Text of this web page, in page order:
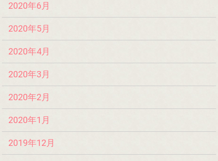
2020年6月
2020年5月
2020年4月
2020年3月
2020年2月
2020年1月
2019年12月